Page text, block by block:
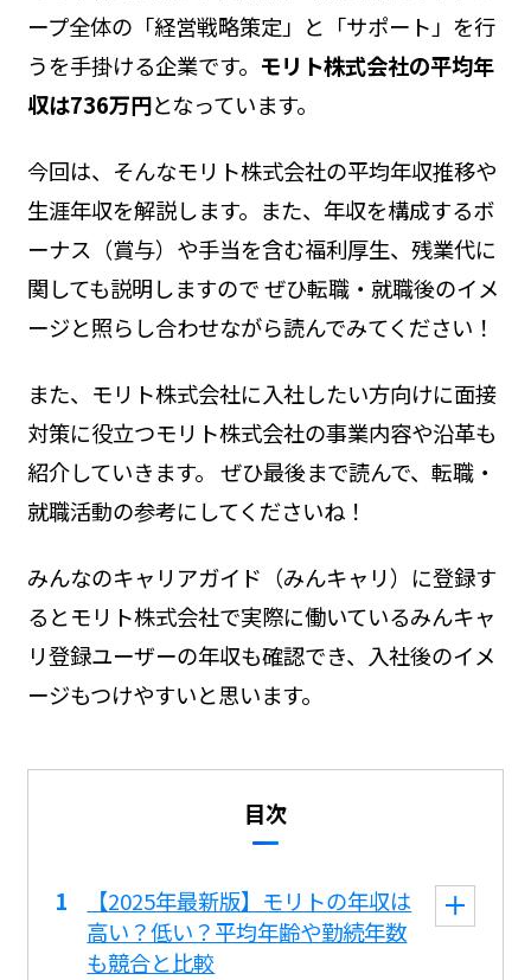
ープ全体の「経営戦略策定」と「サポート」を行
うを手掛ける企業です。 モリト株式会社の平均年
収は736万円となっています。
今回は、そんなモリト株式会社の平均年収推移や
生涯年収を解説します。また、年収を構成するボ
ーナス（賞与）や手当を含む福利厚生、残業代に
関しても説明しますので ぜひ転職・就職後のイメ
ージと照らし合わせながら読んでみてください！
また、モリト株式会社に入社したい方向けに面接
対策に役立つモリト株式会社の事業内容や沿革も
紹介していきます。 ぜひ最後まで読んで、転職・
就職活動の参考にしてくださいね！
みんなのキャリアガイド（みんキャリ）に登録す
るとモリト株式会社で実際に働いているみんキャ
リ登録ユーザーの年収も確認でき、入社後のイメ
ージもつけやすいと思います。
目次
【2025年最新版】モリトの年収は
高い？低い？平均年齢や勤続年数
も競合と比較